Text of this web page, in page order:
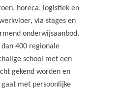
horeca, logistiek en
via stages en
onderwijsaanbod.
400 regionale
school met een
gekend worden en
met persoonlijke